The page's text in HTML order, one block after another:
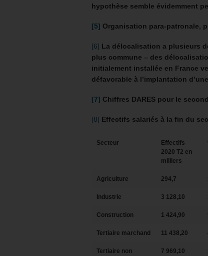
hypothèse semble évidemment
[5] Organisation para-patronale,
[6] La délocalisation a plusieurs
plus commune – des
initialement installée en France
défavorable à l’implantation
[7] Chiffres DARES pour le
[8] Effectifs salariés à la fin du
Secteur
Effectifs
2020 T2 en
milliers
Agriculture 294,7
Industrie 3 128,10
Construction 1 424,90
Tertiaire marchand 11 438,20
Tertiaire non
7 969,10